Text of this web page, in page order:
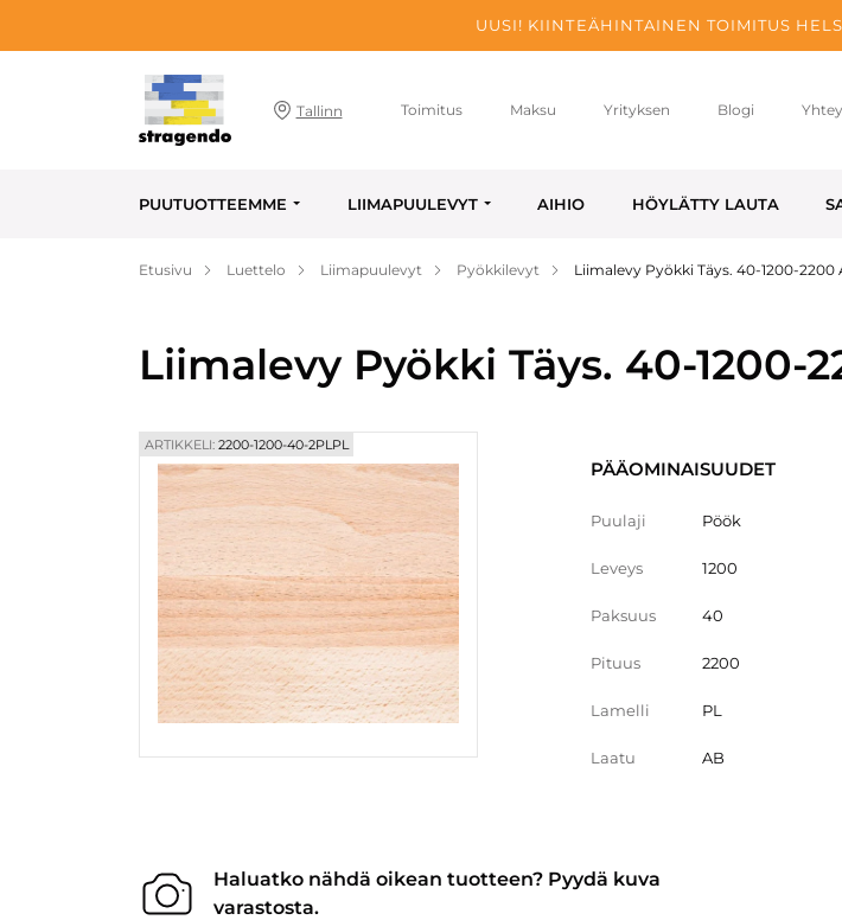
UUSI! KIINTEÄHINTAINEN TOIMITUS
Tallinn Toimitus Maksu Yrityksen Blogi
PUUTUOTTEEMME LIIMAPUULEVYT AIHIO HÖYLÄTTY LAUTA
Etusivu Luettelo Liimapuulevyt Pyökkilevyt Liimalevy Pyökki Täys. 40-1200-2200
Liimalevy Pyökki Täys. 40-1200-
ARTIKKELI: 2200-1200-40-2PLPL
PÄÄOMINAISUUDET
Puulaji Pöök
Leveys 1200
Paksuus 40
Pituus 2200
Lamelli PL
Laatu AB
Haluatko nähdä oikean tuotteen? Pyydä kuva
varastosta.